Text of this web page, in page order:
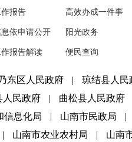
报告
依申请公开
报告解读
高效办成一件事
阳光政务
便民查询
东区人民政府 | 琼结县人民
人民政府 | 曲松县人民政府
信息化局 | 山南市民政局 |
| 山南市农业农村局 | 山南